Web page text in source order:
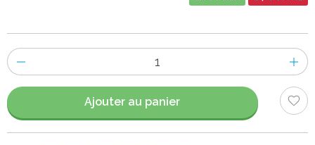
Nombre
d'items
Ajouter au panier